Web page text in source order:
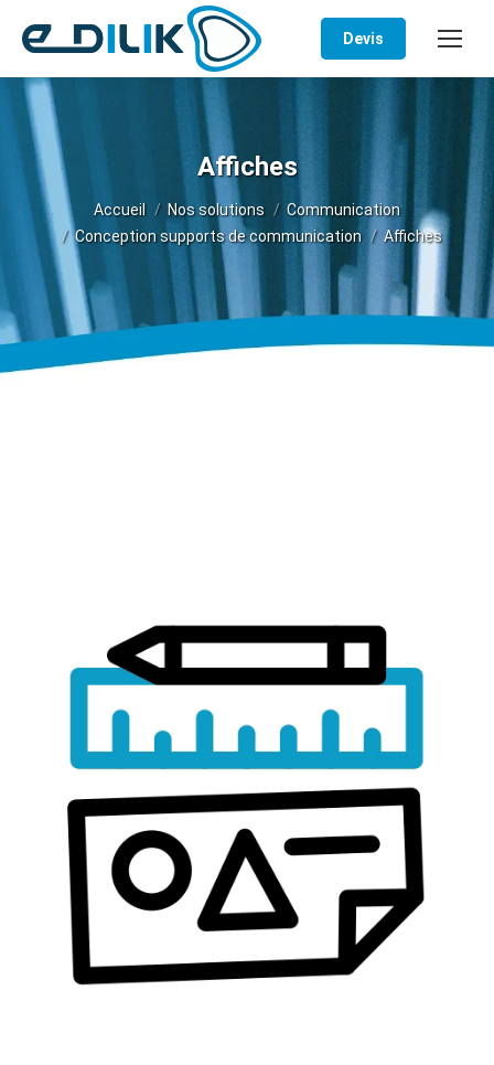
Devis
Affiches
Vous êtes ici :
Accueil Nos solutions
Communication
Conception supports de communication
Affiches